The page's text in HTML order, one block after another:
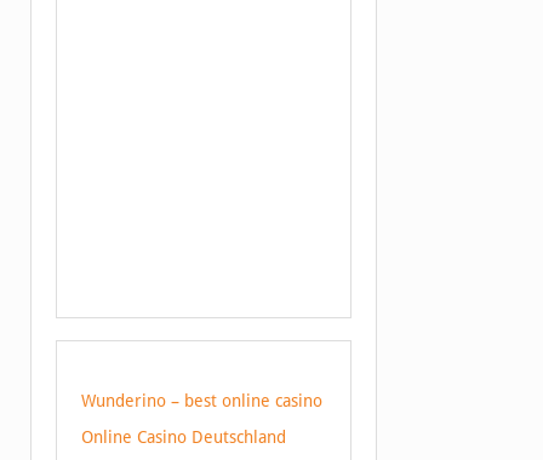
Wunderino – best online casino
Online Casino Deutschland